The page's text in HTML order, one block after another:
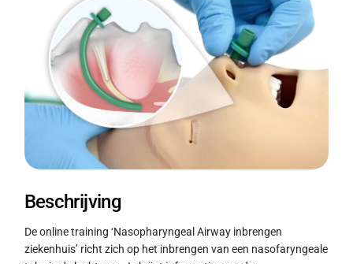
Beschrijving
De online training ‘Nasopharyngeal Airway inbrengen
ziekenhuis’ richt zich op het inbrengen van een nasofaryngeale